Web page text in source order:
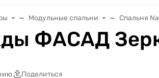
Модульные спальни Спальня
ФАСАД
Поделиться